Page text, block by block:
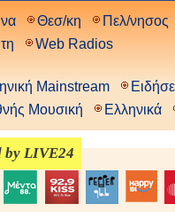
Θεσ/κη Πελ/νησος
Web Radios
Mainstream
Μουσική
Ελληνικά
by LIVE24